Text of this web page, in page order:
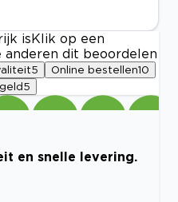
is Klik op een
dit beoordelen
5 Online bestellen10
5
en snelle levering.